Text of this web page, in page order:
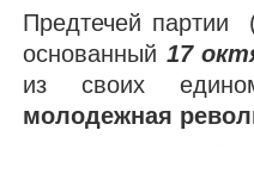
Предтечей
основанный 17
из своих
молодежная